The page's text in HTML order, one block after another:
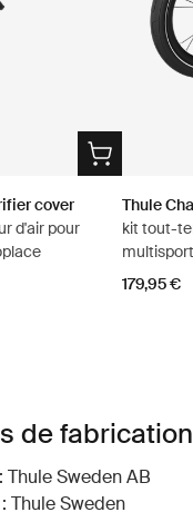
Thule sun and